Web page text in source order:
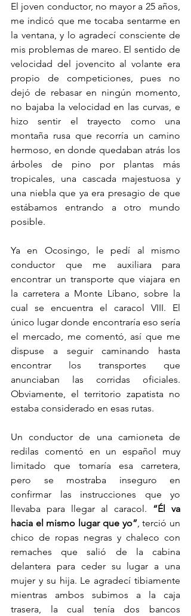
El joven conductor, no mayor a 25 años,
me indicó que me tocaba sentarme en
la ventana, y lo agradecí consciente de
mis problemas de mareo. El sentido de
velocidad del jovencito al volante era
propio de competiciones, pues no
dejó de rebasar en ningún momento,
no bajaba la velocidad en las curvas, e
hizo sentir el trayecto como una
montaña rusa que recorría un camino
hermoso, en donde quedaban atrás los
árboles de pino por plantas más
tropicales, una cascada majestuosa y
una niebla que ya era presagio de que
estábamos entrando a otro mundo
posible.
Ya en Ocosingo, le pedí al mismo
conductor que me auxiliara para
encontrar un transporte que viajara en
la carretera a Monte Líbano, sobre la
cual se encuentra el caracol VIII. El
único lugar donde encontraría eso sería
el mercado, me comentó, así que me
dispuse a seguir caminando hasta
encontrar los transportes que
anunciaban las corridas oficiales.
Obviamente, el territorio zapatista no
estaba considerado en esas rutas.
Un conductor de una camioneta de
redilas comentó en un español muy
limitado que tomaría esa carretera,
pero se mostraba inseguro en
confirmar las instrucciones que yo
llevaba para llegar al caracol. “Él va
hacia el mismo lugar que yo”, terció un
chico de ropas negras y chaleco con
remaches que salió de la cabina
delantera para ceder su lugar a una
mujer y su hija. Le agradecí tibiamente
mientras ambos subimos a la caja
trasera, la cual tenía dos bancos